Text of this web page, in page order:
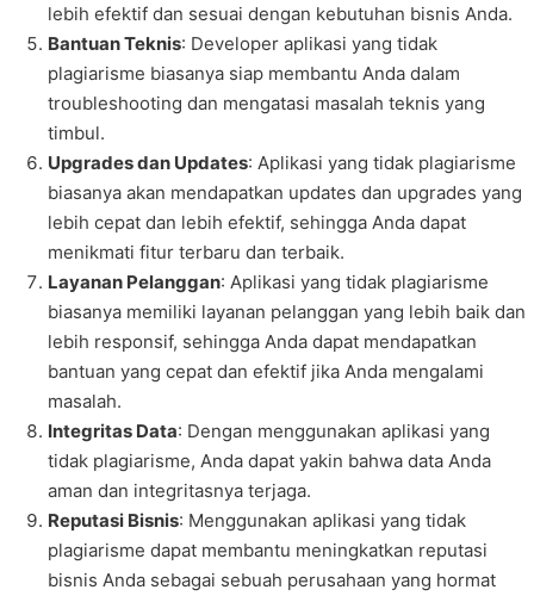
lebih efektif dan sesuai dengan kebutuhan bisnis Anda.
Bantuan Teknis: Developer aplikasi yang tidak
plagiarisme biasanya siap membantu Anda dalam
troubleshooting dan mengatasi masalah teknis yang
timbul.
Upgrades dan Updates: Aplikasi yang tidak plagiarisme
biasanya akan mendapatkan updates dan upgrades yang
lebih cepat dan lebih efektif, sehingga Anda dapat
menikmati fitur terbaru dan terbaik.
Layanan Pelanggan: Aplikasi yang tidak plagiarisme
biasanya memiliki layanan pelanggan yang lebih baik dan
lebih responsif, sehingga Anda dapat mendapatkan
bantuan yang cepat dan efektif jika Anda mengalami
masalah.
Integritas Data: Dengan menggunakan aplikasi yang
tidak plagiarisme, Anda dapat yakin bahwa data Anda
aman dan integritasnya terjaga.
Reputasi Bisnis: Menggunakan aplikasi yang tidak
plagiarisme dapat membantu meningkatkan reputasi
bisnis Anda sebagai sebuah perusahaan yang hormat